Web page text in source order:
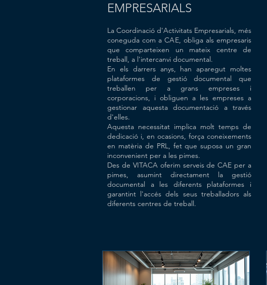
EMPRESARIALS
La Coordinació d'Activitats Empresarials, més
coneguda com a CAE, obliga als empresaris
que comparteixen un mateix centre de
treball, a l'intercanvi documental.
En els darrers anys, han aparegut moltes
plataformes de gestió documental que
treballen per a grans empreses i
corporacions, i obliguen a les empreses a
gestionar aquesta documentació a través
d'elles.
Aquesta necessitat implica molt temps de
dedicació i, en ocasions, força coneixements
en matèria de PRL, fet que suposa un gran
inconvenient per a les pimes.
Des de VITACA oferim serveis de CAE per a
pimes, asumint directament la gestió
documental a les diferents plataformes i
garantint l'accés dels seus treballadors als
diferents centres de treball.